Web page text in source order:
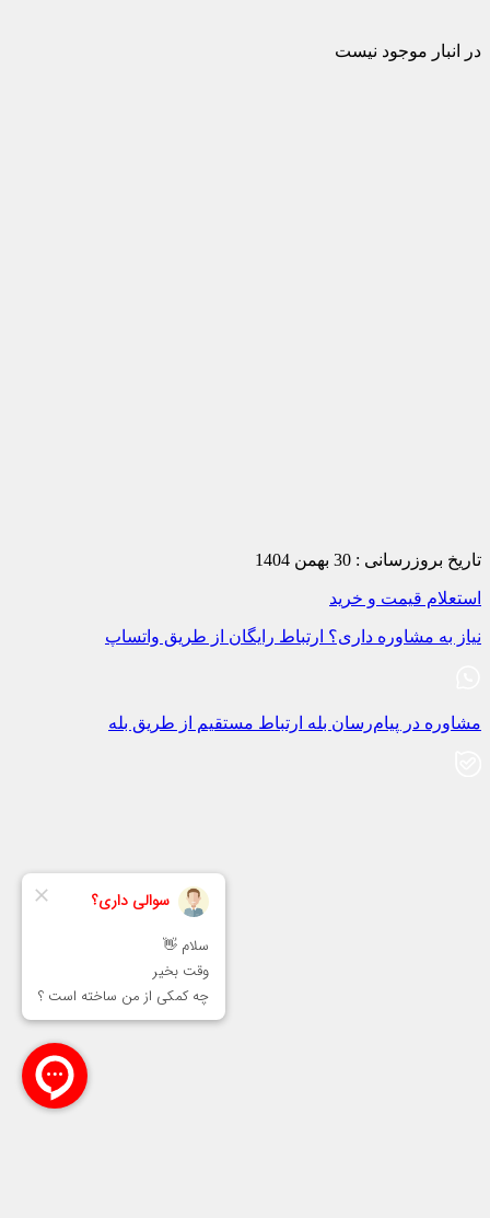
در انبار موجود نیست
تاریخ بروزرسانی : 30 بهمن 1404
استعلام قیمت و خرید
نیاز به مشاوره داری؟ ارتباط رایگان از طریق واتساپ
مشاوره در پیام‌رسان بله ارتباط مستقیم از طریق بله